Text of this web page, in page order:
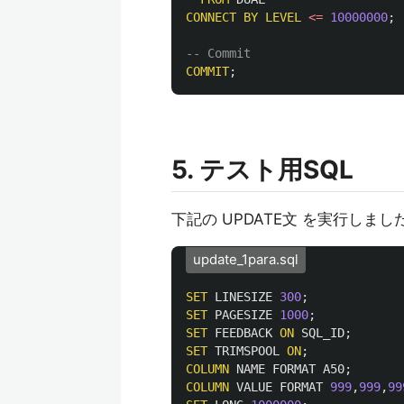
CONNECT BY LEVEL <= 10000000;
-- Commit
COMMIT;
5. テスト用SQL
下記の UPDATE文 を実行しまし
update_1para.sql
SET LINESIZE 300;
SET PAGESIZE 1000;
SET FEEDBACK ON SQL_ID;
SET TRIMSPOOL ON;
COLUMN NAME FORMAT A50;
COLUMN VALUE FORMAT 999,999,